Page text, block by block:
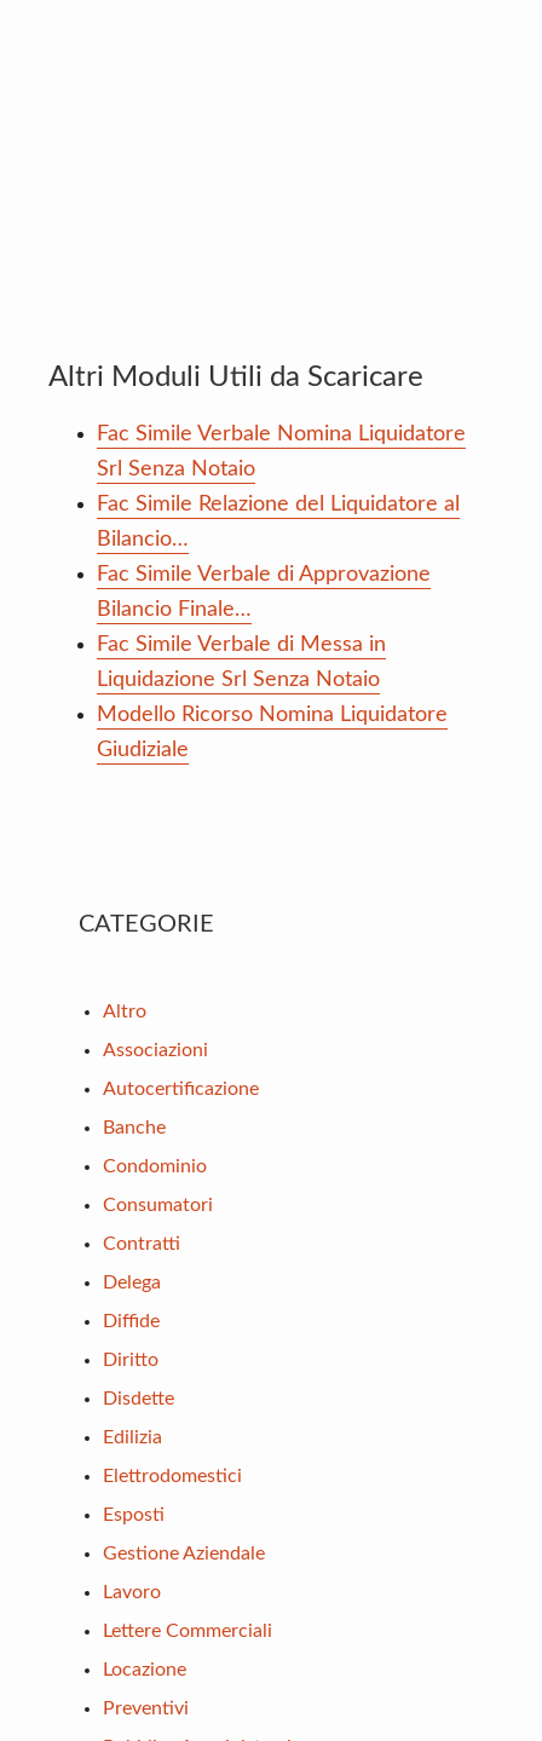
Altri Moduli Utili da Scaricare
Fac Simile Verbale Nomina Liquidatore
Srl Senza Notaio
Fac Simile Relazione del Liquidatore al
Bilancio…
Fac Simile Verbale di Approvazione
Bilancio Finale…
Fac Simile Verbale di Messa in
Liquidazione Srl Senza Notaio
Modello Ricorso Nomina Liquidatore
Giudiziale
Primary
CATEGORIE
Altro
Associazioni
Autocertificazione
Banche
Condominio
Consumatori
Contratti
Delega
Diffide
Diritto
Disdette
Edilizia
Elettrodomestici
Esposti
Gestione Aziendale
Lavoro
Lettere Commerciali
Locazione
Preventivi